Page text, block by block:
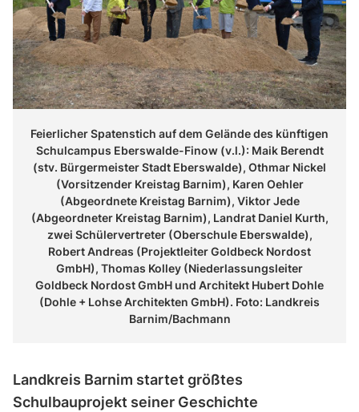
Feierlicher Spatenstich auf dem Gelände des künftigen
Schulcampus Eberswalde-Finow (v.l.): Maik Berendt
(stv. Bürgermeister Stadt Eberswalde), Othmar Nickel
(Vorsitzender Kreistag Barnim), Karen Oehler
(Abgeordnete Kreistag Barnim), Viktor Jede
(Abgeordneter Kreistag Barnim), Landrat Daniel Kurth,
zwei Schülervertreter (Oberschule Eberswalde),
Robert Andreas (Projektleiter Goldbeck Nordost
GmbH), Thomas Kolley (Niederlassungsleiter
Goldbeck Nordost GmbH und Architekt Hubert Dohle
(Dohle + Lohse Architekten GmbH). Foto: Landkreis
Barnim/Bachmann
Landkreis Barnim startet größtes
Schulbauprojekt seiner Geschichte